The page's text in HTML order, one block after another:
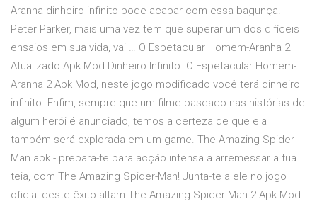
Aranha dinheiro infinito pode acabar com essa bagunça!
Peter Parker, mais uma vez tem que superar um dos difíceis
ensaios em sua vida, vai … O Espetacular Homem-Aranha 2
Atualizado Apk Mod Dinheiro Infinito. O Espetacular Homem-
Aranha 2 Apk Mod, neste jogo modificado você terá dinheiro
infinito. Enfim, sempre que um filme baseado nas histórias de
algum herói é anunciado, temos a certeza de que ela
também será explorada em um game. The Amazing Spider
Man apk - prepara-te para acção intensa a arremessar a tua
teia, com The Amazing Spider-Man! Junta-te a ele no jogo
oficial deste êxito altam The Amazing Spider Man 2 Apk Mod